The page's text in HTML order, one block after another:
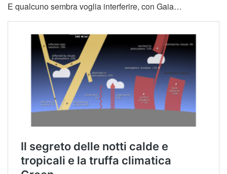
E qualcuno sembra voglia interferire, con Gaia…